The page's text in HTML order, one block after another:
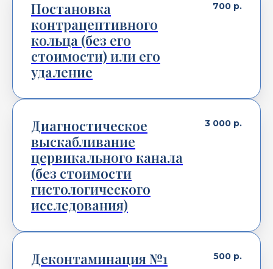
Постановка
контрацептивного
кольца (без его
стоимости) или его
удаление
700 р.
Диагностическое
выскабливание
цервикального канала
(без стоимости
гистологического
исследования)
3 000 р.
Деконтаминация №1 500 р.